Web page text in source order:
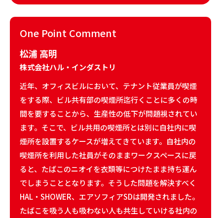
One Point Comment
松浦 高明
株式会社ハル・インダストリ
近年、オフィスビルにおいて、テナント従業員が喫煙
をする際、ビル共有部の喫煙所迄行くことに多くの時
間を要することから、生産性の低下が問題視されてい
ます。そこで、ビル共用の喫煙所とは別に自社内に喫
煙所を設置するケースが増えてきています。自社内の
喫煙所を利用した社員がそのままワークスペースに戻
ると、たばこのニオイを衣類等につけたまま持ち運ん
でしまうこととなります。そうした問題を解決すべく
HAL・SHOWER、エアソフィアSDは開発されました。
たばこを吸う人も吸わない人も共生していける社内の